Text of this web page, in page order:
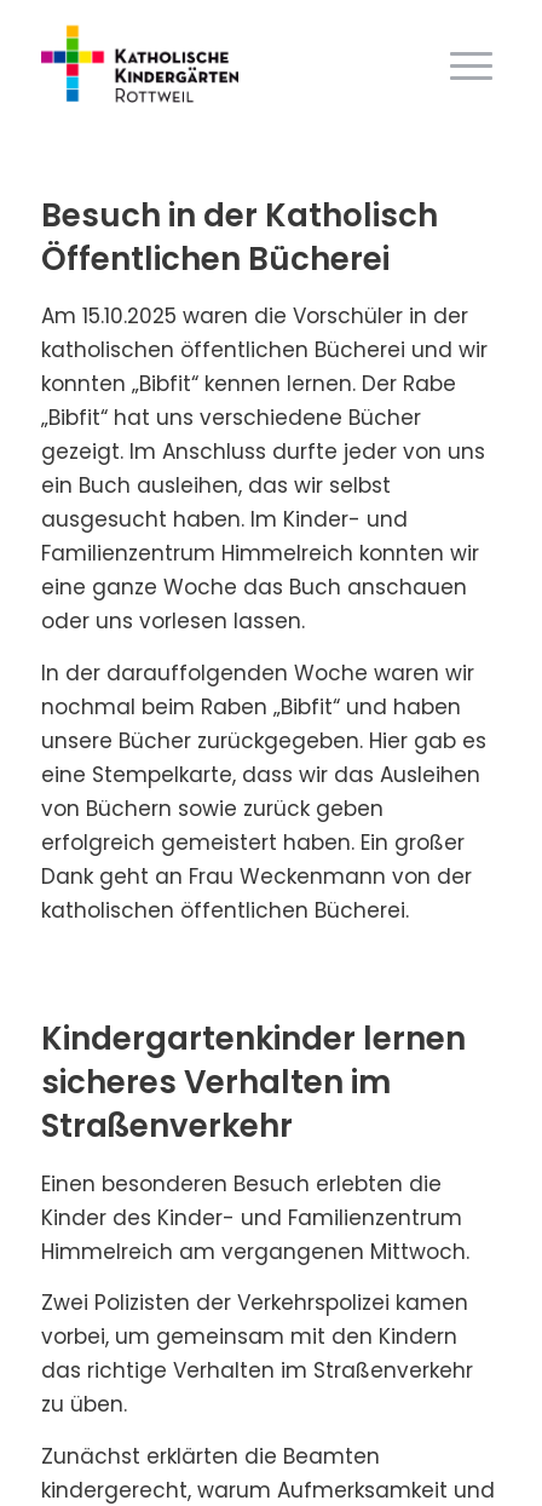
Besuch in der Katholisch
Öffentlichen Bücherei
Am 15.10.2025 waren die Vorschüler in der
katholischen öffentlichen Bücherei und wir
konnten „Bibfit“ kennen lernen. Der Rabe
„Bibfit“ hat uns verschiedene Bücher
gezeigt. Im Anschluss durfte jeder von uns
ein Buch ausleihen, das wir selbst
ausgesucht haben. Im Kinder- und
Familienzentrum Himmelreich konnten wir
eine ganze Woche das Buch anschauen
oder uns vorlesen lassen.
In der darauffolgenden Woche waren wir
nochmal beim Raben „Bibfit“ und haben
unsere Bücher zurückgegeben. Hier gab es
eine Stempelkarte, dass wir das Ausleihen
von Büchern sowie zurück geben
erfolgreich gemeistert haben. Ein großer
Dank geht an Frau Weckenmann von der
katholischen öffentlichen Bücherei.
Kindergartenkinder lernen
sicheres Verhalten im
Straßenverkehr
Einen besonderen Besuch erlebten die
Kinder des Kinder- und Familienzentrum
Himmelreich am vergangenen Mittwoch.
Zwei Polizisten der Verkehrspolizei kamen
vorbei, um gemeinsam mit den Kindern
das richtige Verhalten im Straßenverkehr
zu üben.
Zunächst erklärten die Beamten
kindergerecht, warum Aufmerksamkeit und